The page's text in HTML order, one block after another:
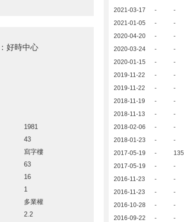
好時中心
1981
43
寫字樓
63
16
1
多業權
2.2
2021-03-17
- -
2021-01-05
- -
2020-04-20
- -
2020-03-24
- -
2020-01-15
- -
2019-11-22
- -
2019-11-22
- -
2018-11-19
- -
2018-11-13
- -
2018-02-06
- -
2018-01-23
- -
2017-05-19
- 135
2017-05-19
- -
2016-11-23
- -
2016-11-23
- -
2016-10-28
- -
2016-09-22
- -